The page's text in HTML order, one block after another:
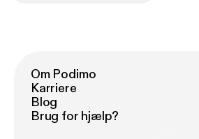
Om Podimo
Karriere
Blog
Brug for hjælp?